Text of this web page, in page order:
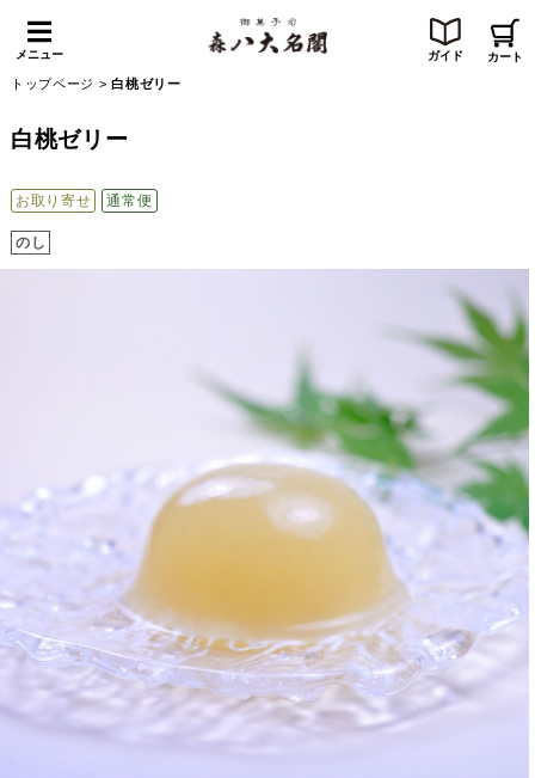
メニュー ガイド カート
トップページ >白桃ゼリー
白桃ゼリー
お取り寄せ 通常便
のし